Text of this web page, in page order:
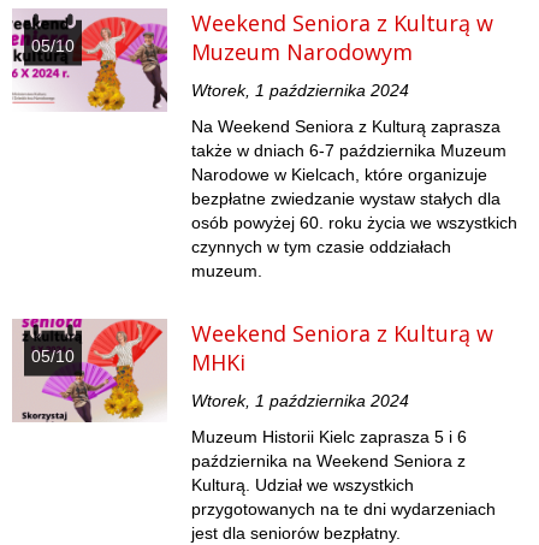
05/10
Weekend Seniora z Kulturą w
Muzeum Narodowym
Wtorek, 1 października 2024
Na Weekend Seniora z Kulturą zaprasza
także w dniach 6-7 października Muzeum
Narodowe w Kielcach, które organizuje
bezpłatne zwiedzanie wystaw stałych dla
osób powyżej 60. roku życia we wszystkich
czynnych w tym czasie oddziałach
muzeum.
05/10
Weekend Seniora z Kulturą w
MHKi
Wtorek, 1 października 2024
Muzeum Historii Kielc zaprasza 5 i 6
października na Weekend Seniora z
Kulturą. Udział we wszystkich
przygotowanych na te dni wydarzeniach
jest dla seniorów bezpłatny.